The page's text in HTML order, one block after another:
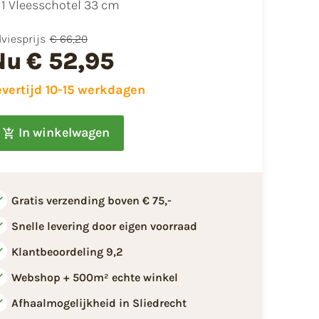
1 Vleesschotel 33 cm
€ 66,20
€ 52,95
10-15 werkdagen
In winkelwagen
Gratis verzending boven € 75,-
Snelle levering door eigen voorraad
Klantbeoordeling 9,2
Webshop + 500m² echte winkel
Afhaalmogelijkheid in Sliedrecht